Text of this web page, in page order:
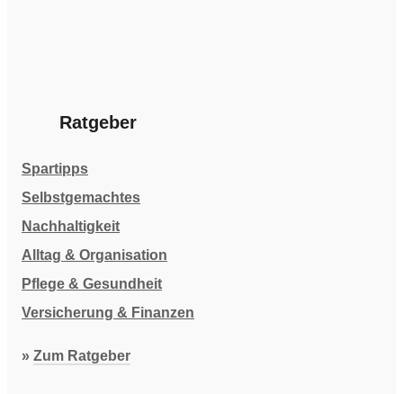
Ratgeber
Spartipps
Selbstgemachtes
Nachhaltigkeit
Alltag & Organisation
Pflege & Gesundheit
Versicherung & Finanzen
» Zum Ratgeber